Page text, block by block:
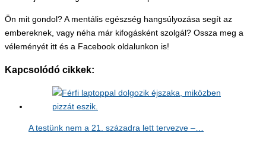
Ön mit gondol? A mentális egészség hangsúlyozása segít az
embereknek, vagy néha már kifogásként szolgál? Ossza meg a
véleményét itt és a Facebook oldalunkon is!
Kapcsolódó cikkek:
A testünk nem a 21. századra lett tervezve –…